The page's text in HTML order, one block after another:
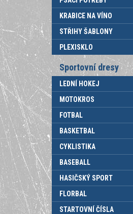
KRABICE NA VÍNO
STŘIHY ŠABLONY
PLEXISKLO
Sportovní dresy
LEDNÍ HOKEJ
MOTOKROS
FOTBAL
BASKETBAL
CYKLISTIKA
BASEBALL
HASIČSKÝ SPORT
FLORBAL
STARTOVNÍ ČÍSLA